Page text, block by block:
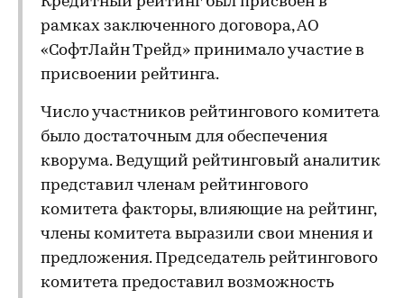
рамках заключенного договора, АО
«СофтЛайн Трейд» принимало участие в
присвоении рейтинга.
Число участников рейтингового комитета
было достаточным для обеспечения
кворума. Ведущий рейтинговый аналитик
представил членам рейтингового
комитета факторы, влияющие на рейтинг,
члены комитета выразили свои мнения и
предложения. Председатель рейтингового
комитета предоставил возможность